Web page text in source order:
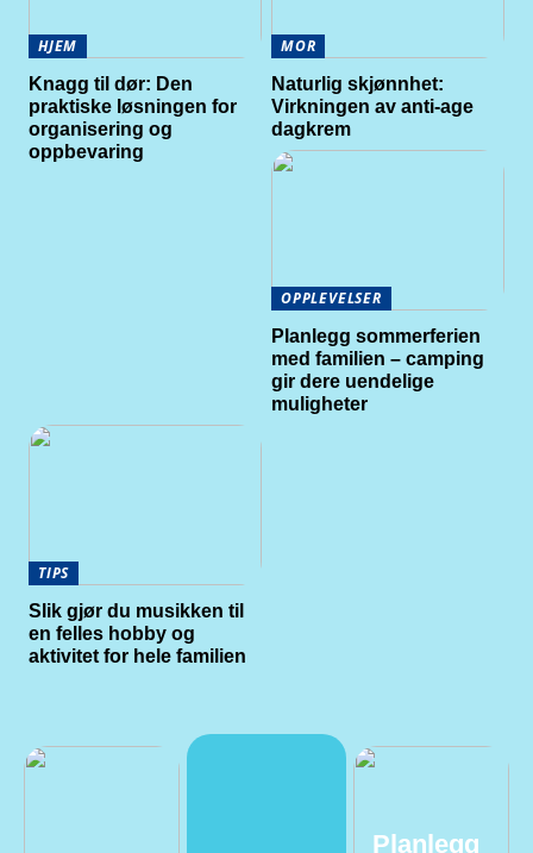
HJEM
Knagg til dør: Den
praktiske løsningen for
organisering og
oppbevaring
MOR
Naturlig skjønnhet:
Virkningen av anti-age
dagkrem
OPPLEVELSER
Planlegg sommerferien
med familien – camping
gir dere uendelige
muligheter
TIPS
Slik gjør du musikken til
en felles hobby og
aktivitet for hele familien
Planlegg